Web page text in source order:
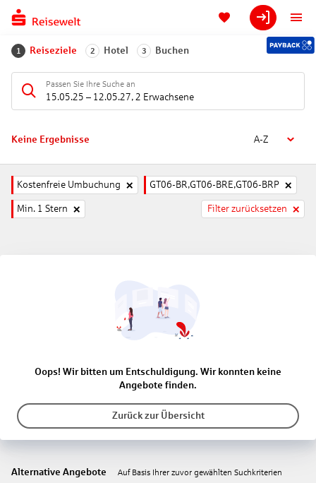
1 Reiseziele 2 Hotel 3 Buchen
Passen Sie Ihre Suche an
15.05.25 – 12.05.27, 2 Erwachsene
Keine Ergebnisse A-Z
Kostenfreie Umbuchung GT06-BR,GT06-BRE,GT06-BRP
Min. 1 Stern Filter zurücksetzen
Oops! Wir bitten um Entschuldigung. Wir konnten keine
Angebote finden.
Zurück zur Übersicht
Alternative Angebote Auf Basis Ihrer zuvor gewählten Suchkriterien